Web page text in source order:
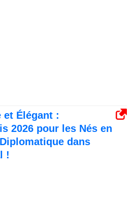
Élégant :
2026 pour les Nés en
dans
!